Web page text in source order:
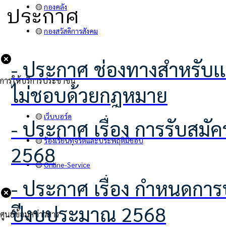
🟡 กองคลัง
🟡 กองสวัสดิการสังคม
การให้บริการประชาชน
🟡 เว็บบอร์ด
🟡ร้องเรียนทุจริตและประพฤติมิชอบ
🟡Online-Service
ศูนย์ข้อมูลข่าวสาร
ประกาศ
- ประกาศ ช่องทางสำหรับเเจ้งเบาะเเสป้ายโฆษณาหรือสิ่งอื่นใดที่รุกล้ำทางสาธารณะที่
ไม่ชอบด้วยกฎหมาย
- ประกาศ เรื่อง การรับสมัครอาสาสมัครท้องถิ่นรักษ์โลก (อถล.)ประจำปีงบประมาณ
2568
- ประกาศ เรื่อง กำหนดการประชุมอาสาสมัครท้องถิ่นรักษ์โลก (อถล.) ประจำ
ปีงบประมาณ 2568